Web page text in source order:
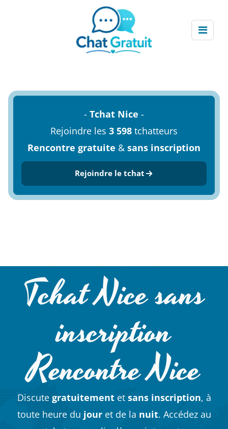
- Tchat Nice -
Rejoindre les 3 598 tchatteurs
Rencontre gratuite & sans inscription
Rejoindre le tchat
Tchat Nice sans
inscription
Rencontre Nice
Discutegratuitementetsans inscription, à
toute heure du jouret de lanuit. Accédez au